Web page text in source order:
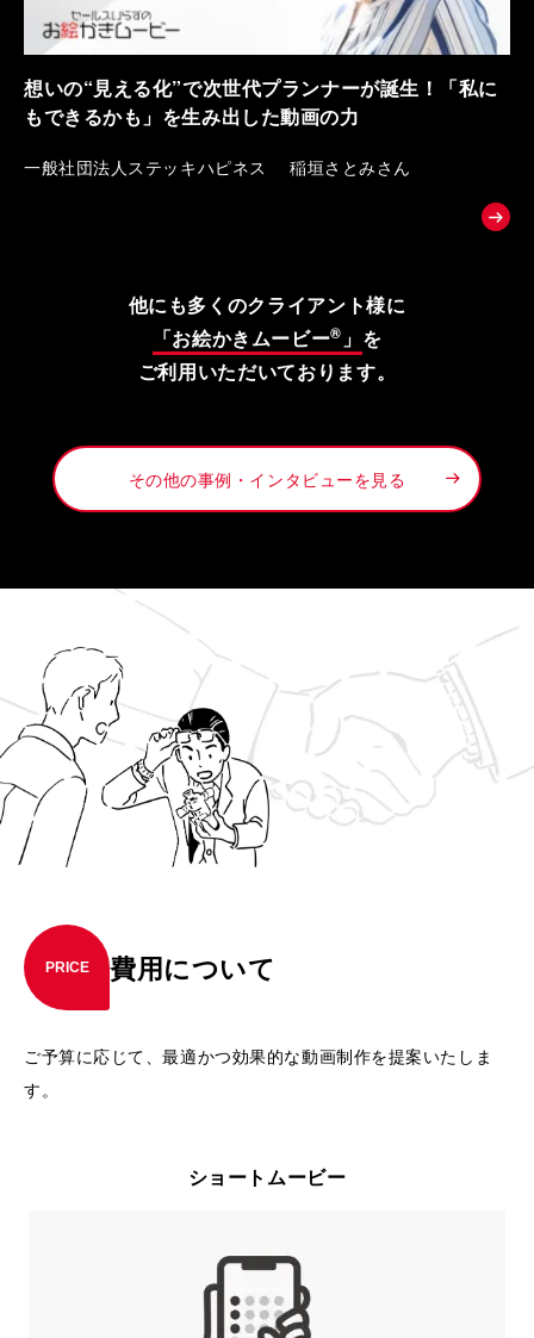
想いの“見える化”で次世代プランナーが誕生！「私に
もできるかも」を生み出した動画の力
一般社団法人ステッキハピネス 稲垣さとみさん
他にも多くのクライアント様に
「お絵かきムービー® 」 を
ご利用いただいております。
その他の事例・インタビューを見る
PRICE 費用について
ご予算に応じて、最適かつ効果的な動画制作を提案いたしま
す。
ショートムービー